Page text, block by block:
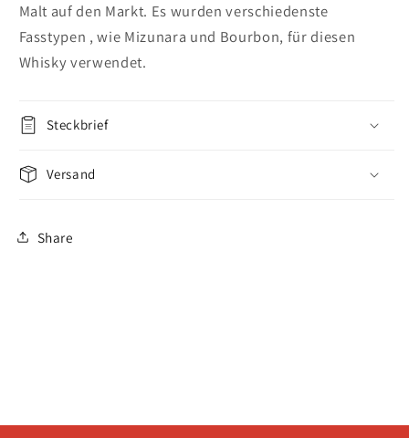
Malt auf den Markt. Es wurden verschiedenste
Fasstypen , wie Mizunara und Bourbon, für diesen
Whisky verwendet.
Steckbrief
Versand
Share